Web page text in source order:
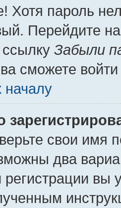
Хотя пароль
Перейдите
Забыли
сможете
началу
свои имя
два
регистрации вы